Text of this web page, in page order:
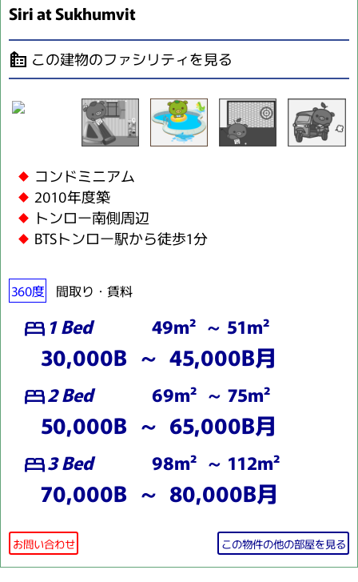
Siri at Sukhumvit
source_environment この建物のファシリティを見る
コンドミニアム
2010年度築
トンロー南側周辺
BTSトンロー駅から徒歩1分
360度 間取り・賃料
bed 1 Bed 49m² ～ 51m²
30,000B ～ 45,000B月
bed2 Bed 69m² ～ 75m²
50,000B ～ 65,000B月
bed3 Bed 98m² ～ 112m²
70,000B ～ 80,000B月
お問い合わせ この物件の他の部屋を見る